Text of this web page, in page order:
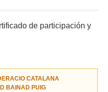
de participación y
CATALANA
BAINAD PUIG